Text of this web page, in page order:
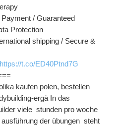
/ Guaranteed
Protection
shipping / Secure &
https://t.co/ED40Ptnd7G
kaufen polen, bestellen
ergä In das
viele  stunden pro woche
der übungen  steht